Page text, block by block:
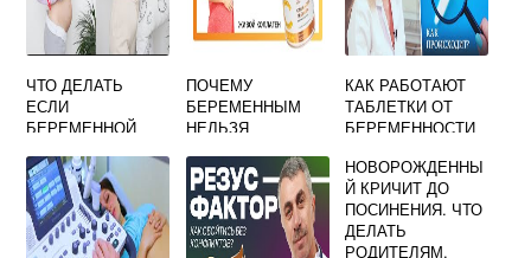
ЧТО ДЕЛАТЬ
ЕСЛИ
БЕРЕМЕННОЙ
РАБОТАТЬ
ПОЧЕМУ
БЕРЕМЕННЫМ
НЕЛЬЗЯ
КАК РАБОТАЮТ
ТАБЛЕТКИ ОТ
БЕРЕМЕННОСТИ
НОВОРОЖДЕННЫ
Й КРИЧИТ ДО
ПОСИНЕНИЯ. ЧТО
ДЕЛАТЬ
РОДИТЕЛЯМ,